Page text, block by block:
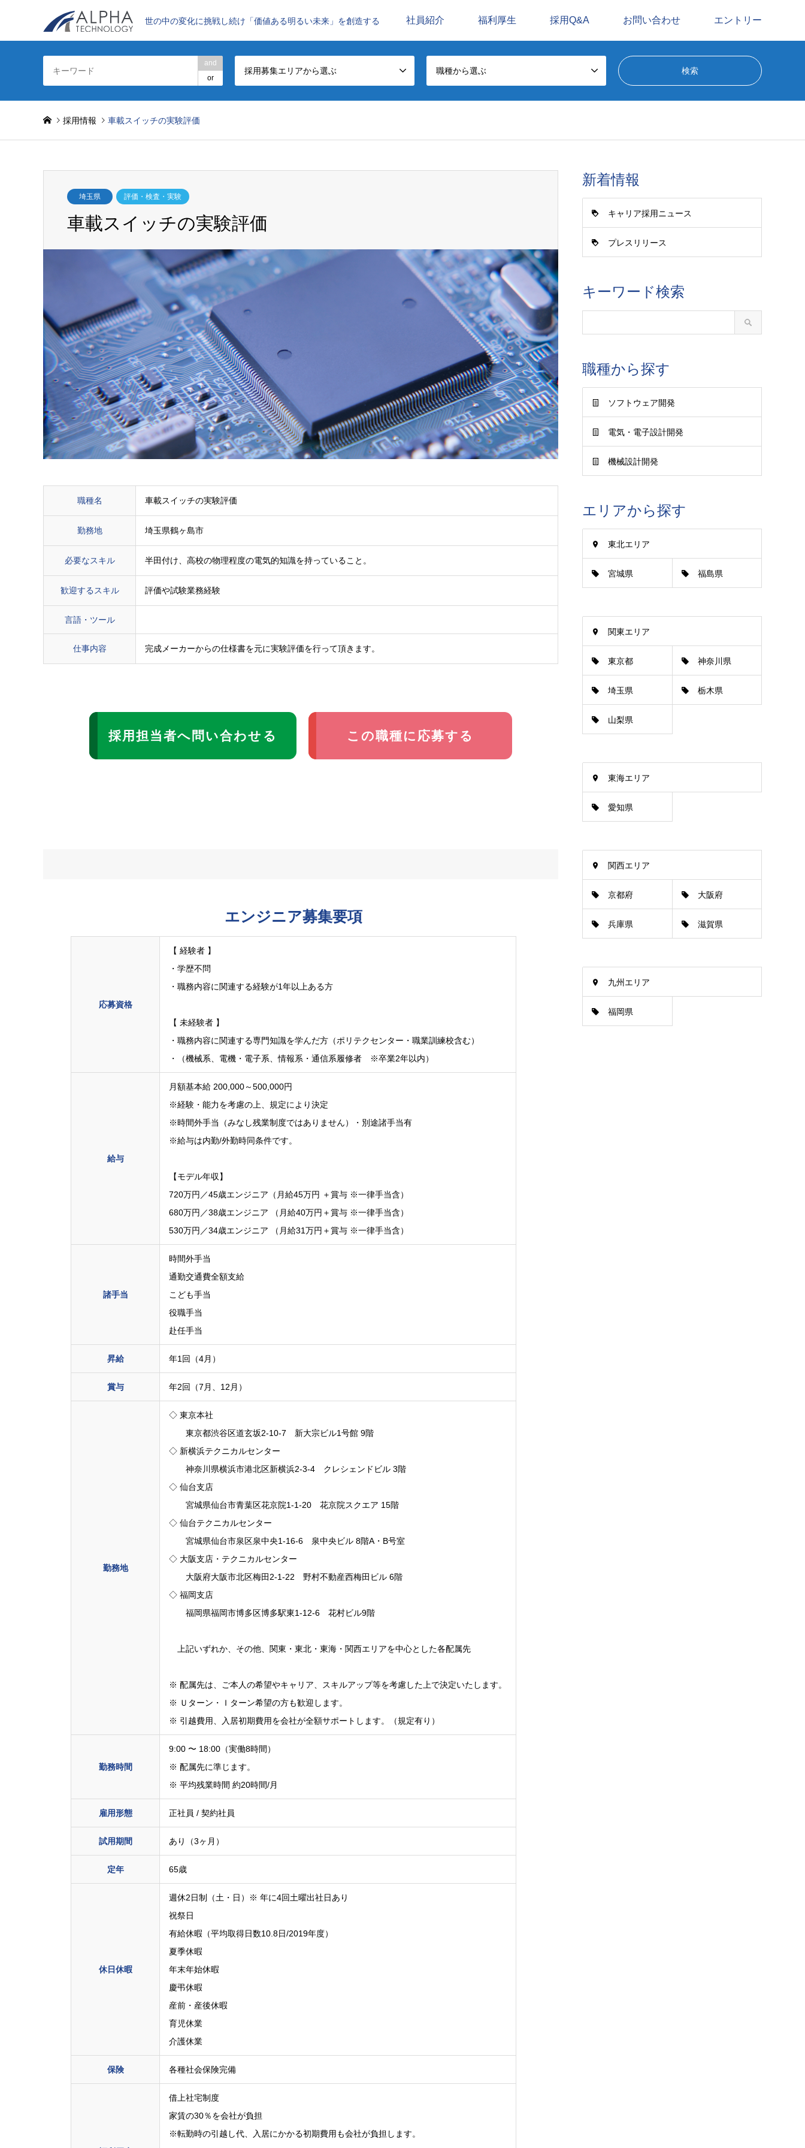
世の中の変化に挑戦し続け「価値ある明るい未来」を創造する 社員紹介 福利厚生 採用Q&A お問い合わせ エントリー
and
or
採用募集エリアから選ぶ 職種から選ぶ
採用情報 車載スイッチの実験評価
埼玉県 評価・検査・実験
車載スイッチの実験評価
職種名 車載スイッチの実験評価
勤務地 埼玉県鶴ヶ島市
必要なスキル 半田付け、高校の物理程度の電気的知識を持っていること。
歓迎するスキル 評価や試験業務経験
言語・ツール
仕事内容 完成メーカーからの仕様書を元に実験評価を行って頂きます。
採用担当者へ問い合わせる この職種に応募する
エンジニア募集要項
応募資格
【 経験者 】
・学歴不問
・職務内容に関連する経験が1年以上ある方
【 未経験者 】
・職務内容に関連する専門知識を学んだ方（ポリテクセンター・職業訓練校含む）
・（機械系、電機・電子系、情報系・通信系履修者 ※卒業2年以内）
給与
月額基本給 200,000～500,000円
※経験・能力を考慮の上、規定により決定
※時間外手当（みなし残業制度ではありません）・別途諸手当有
※給与は内勤/外勤時同条件です。
【モデル年収】
720万円／45歳エンジニア（月給45万円 ＋賞与 ※一律手当含）
680万円／38歳エンジニア （月給40万円＋賞与 ※一律手当含）
530万円／34歳エンジニア （月給31万円＋賞与 ※一律手当含）
諸手当
時間外手当
通勤交通費全額支給
こども手当
役職手当
赴任手当
昇給 年1回（4月）
賞与 年2回（7月、12月）
勤務地
◇ 東京本社
東京都渋谷区道玄坂2-10-7 新大宗ビル1号館 9階
◇ 新横浜テクニカルセンター
神奈川県横浜市港北区新横浜2-3-4 クレシェンドビル 3階
◇ 仙台支店
宮城県仙台市青葉区花京院1-1-20 花京院スクエア 15階
◇ 仙台テクニカルセンター
宮城県仙台市泉区泉中央1-16-6 泉中央ビル 8階A・B号室
◇ 大阪支店・テクニカルセンター
大阪府大阪市北区梅田2-1-22 野村不動産西梅田ビル 6階
◇ 福岡支店
福岡県福岡市博多区博多駅東1-12-6 花村ビル9階
上記いずれか、その他、関東・東北・東海・関西エリアを中心とした各配属先
※ 配属先は、ご本人の希望やキャリア、スキルアップ等を考慮した上で決定いたします。
※ Ｕターン・Ｉターン希望の方も歓迎します。
※ 引越費用、入居初期費用を会社が全額サポートします。（規定有り）
勤務時間
9:00 〜 18:00（実働8時間）
※ 配属先に準じます。
※ 平均残業時間 約20時間/月
雇用形態 正社員 / 契約社員
試用期間 あり（3ヶ月）
定年 65歳
休日休暇
週休2日制（土・日）※ 年に4回土曜出社日あり
祝祭日
有給休暇（平均取得日数10.8日/2019年度）
夏季休暇
年末年始休暇
慶弔休暇
産前・産後休暇
育児休業
介護休業
保険 各種社会保険完備
借上社宅制度
家賃の30％を会社が負担
※転勤時の引越し代、入居にかかる初期費用も会社が負担します。
新着情報
キャリア採用ニュース
プレスリリース
キーワード検索
職種から探す
ソフトウェア開発
電気・電子設計開発
機械設計開発
エリアから探す
東北エリア
宮城県 福島県
関東エリア
東京都 神奈川県
埼玉県 栃木県
山梨県
東海エリア
愛知県
関西エリア
京都府 大阪府
兵庫県 滋賀県
九州エリア
福岡県